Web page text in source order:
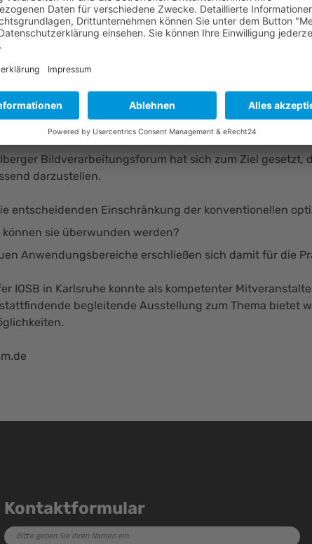
Deutschland
Imaging werden Techniken bezeichnet, die die
nicht ein möglichst gutes Bild auf einen Bildsensor
neue Möglichkeiten erschließt.
Bildverarbeitungsforum hat sich zum Ziel
darzustellen.
entscheidenden Einschränkung der konventionellen
können sie überwunden werden?
Anwendungsbereiche erschließen sich damit für die
IOSB in Karlsruhe konnte als kompetenter
begleitende Ausstellung zum Thema bietet
Kontaktformular